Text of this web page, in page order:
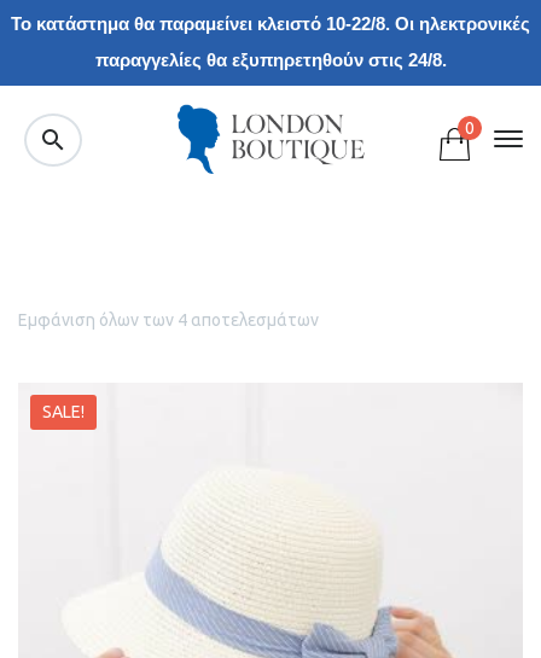
Το κατάστημα θα παραμείνει κλειστό 10-22/8. Οι ηλεκτρονικές
παραγγελίες θα εξυπηρετηθούν στις 24/8.
0
Εμφάνιση όλων των 4 αποτελεσμάτων
SALE!